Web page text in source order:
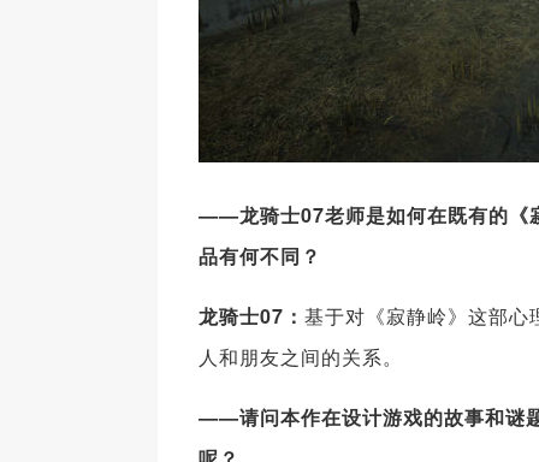
——龙骑士07老师是如何在既有的《
品有何不同？
龙骑士07： 基于对《寂静岭》这部
人和朋友之间的关系。
——请问本作在设计游戏的故事和谜